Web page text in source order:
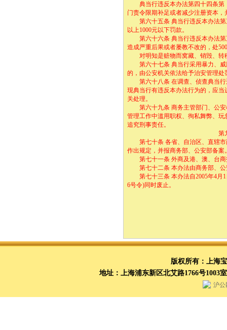
典当行违反本办法第四十四条第
门责令限期补足或者减少注册资本
第六十五条 典当行违反本办法第
以上1000元以下罚款。
第六十六条 典当行违反本办法第
造成严重后果或者屡教不改的，处
对明知是赃物而窝藏、销毁、转
第六十七条 典当行采用暴力、威
的，由公安机关依法给予治安管理
第六十八条 在调查、侦查典当行
现典当行有违反本办法行为的，应
关处理。
第六十九条 商务主管部门、公安
管理工作中滥用职权、徇私舞弊、
追究刑事责任。
第九章 附
第七十条 各省、自治区、直辖市
作出规定，并报商务部、公安部备案
第七十一条 外商及港、澳、台商
第七十二条 本办法由商务部、公
第七十三条 本办法自2005年4月1
6号令)同时废止。
版权所有：上海
地址：上海浦东新区北艾路1766号1003
沪公